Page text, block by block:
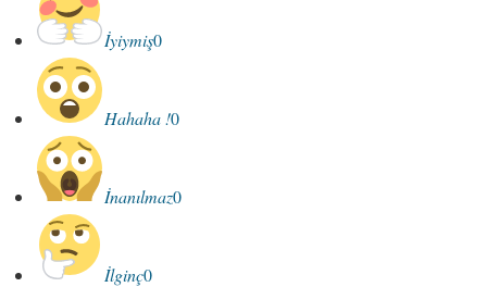
İyiymiş0
Hahaha !0
İnanılmaz0
İlginç0